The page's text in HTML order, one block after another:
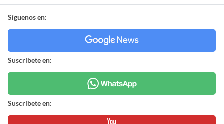
Síguenos en:
Suscríbete en:
Suscríbete en: